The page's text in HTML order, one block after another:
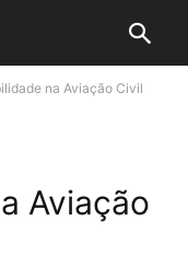
na Aviação Civil
Aviação